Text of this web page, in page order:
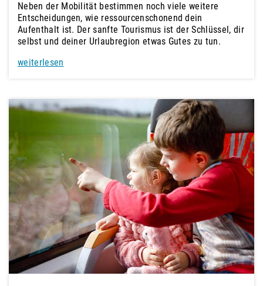
Neben der Mobilität bestimmen noch viele weitere
Entscheidungen, wie ressourcenschonend dein
Aufenthalt ist. Der sanfte Tourismus ist der Schlüssel, dir
selbst und deiner Urlaubregion etwas Gutes zu tun.
weiterlesen